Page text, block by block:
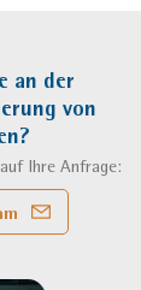
an der
von
Ihre Anfrage: